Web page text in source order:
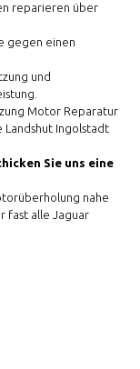
reparieren über
gegen einen
und
Motor Reparatur
Landshut Ingolstadt
Sie uns eine
nahe
fast alle Jaguar